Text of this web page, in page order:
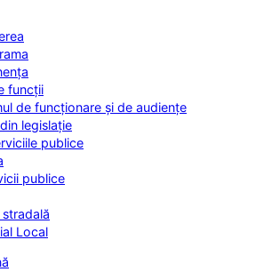
funcții
de funcționare și de audiențe
legislație
publice
publice
Local